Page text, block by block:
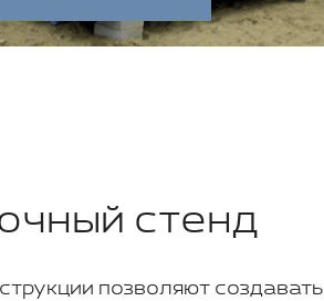
стенд
позволяют создавать